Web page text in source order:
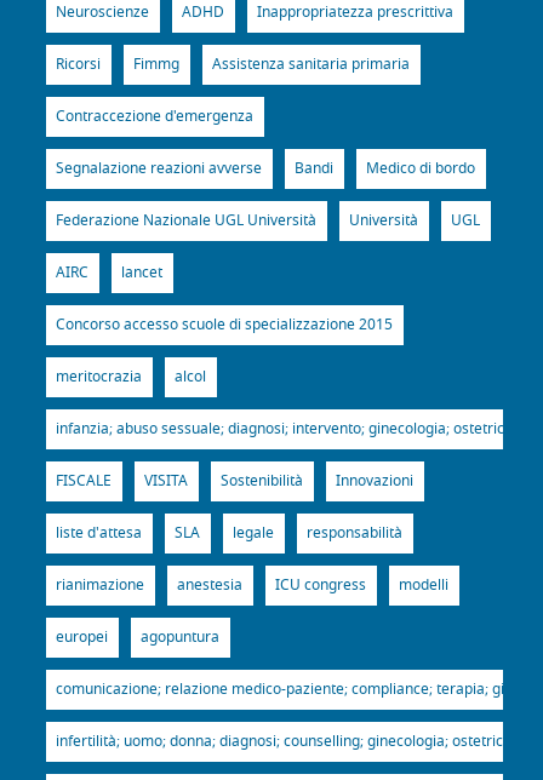
Neuroscienze ADHD Inappropriatezza prescrittiva
Ricorsi Fimmg Assistenza sanitaria primaria
Contraccezione d'emergenza
Segnalazione reazioni avverse Bandi Medico di bordo
Federazione Nazionale UGL Università Università UGL
AIRC lancet
Concorso accesso scuole di specializzazione 2015
meritocrazia alcol
infanzia; abuso sessuale; diagnosi; intervento; ginecologia; ostetricia;
FISCALE VISITA Sostenibilità Innovazioni
liste d'attesa SLA legale responsabilità
rianimazione anestesia ICU congress modelli
europei agopuntura
comunicazione; relazione medico-paziente; compliance; terapia;
infertilità; uomo; donna; diagnosi; counselling; ginecologia; ostetricia;